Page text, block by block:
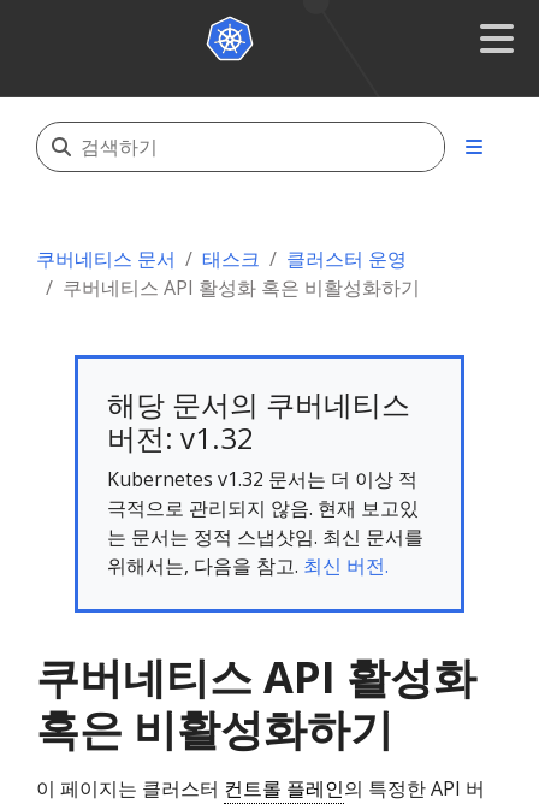
쿠버네티스 문서 태스크
클러스터 운영
쿠버네티스 API 활성화 혹은 비활성화하기
해당 문서의 쿠버네티스
버전: v1.32
Kubernetes v1.32 문서는 더 이상 적
극적으로 관리되지 않음. 현재 보고있
는 문서는 정적 스냅샷임. 최신 문서를
위해서는, 다음을 참고. 최신 버전.
쿠버네티스 API 활성화
혹은 비활성화하기
이 페이지는 클러스터 컨트롤 플레인의 특정한 API 버